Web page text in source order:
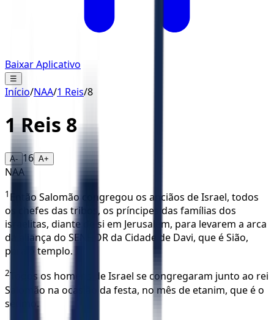
Baixar Aplicativo
☰
Início/NAA/1 Reis/8
1 Reis 8
A- 16 A+
NAA
1 Então Salomão congregou os anciãos de Israel, todos
os chefes das tribos, os príncipes das famílias dos
israelitas, diante de si em Jerusalém, para levarem a arca
da aliança do SENHOR da Cidade de Davi, que é Sião,
para o templo.
2Todos os homens de Israel se congregaram junto ao rei
Salomão na ocasião da festa, no mês de etanim, que é o
sétimo.